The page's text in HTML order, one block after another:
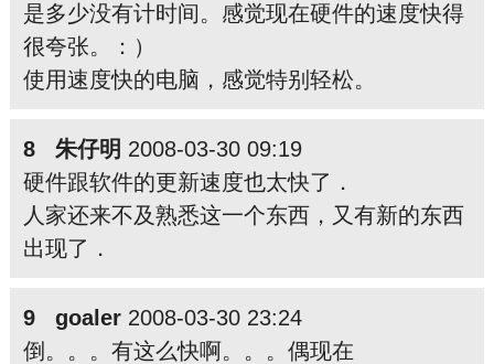
是多少没有计时间。感觉现在硬件的速度快得
很夸张。：）
使用速度快的电脑，感觉特别轻松。
8 朱仔明 2008-03-30 09:19
硬件跟软件的更新速度也太快了．
人家还来不及熟悉这一个东西，又有新的东西
出现了．
9 goaler2008-03-30 23:24
倒。。。有这么快啊。。。偶现在